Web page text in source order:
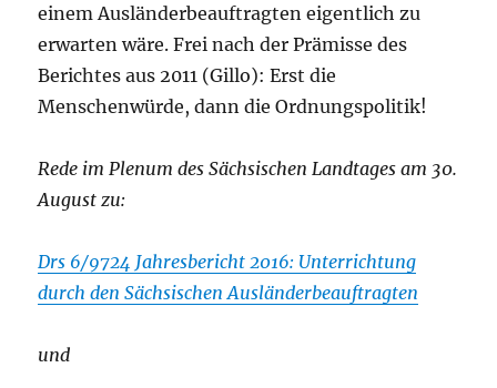
einem Ausländerbeauftragten eigentlich zu
erwarten wäre. Frei nach der Prämisse des
Berichtes aus 2011 (Gillo): Erst die
Menschenwürde, dann die Ordnungspolitik!
Rede im Plenum des Sächsischen Landtages am 30.
August zu:
Drs 6/9724 Jahresbericht 2016: Unterrichtung
durch den Sächsischen Ausländerbeauftragten
und